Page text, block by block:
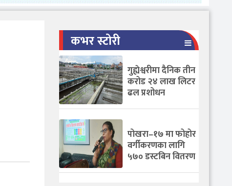
कभर स्टोरी
गुह्येश्वरीमा दैनिक तीन
करोड २४ लाख लिटर
ढल प्रशोधन
पोखरा–१७ मा फोहोर
वर्गीकरणका लागि
५७० डस्टबिन वितरण